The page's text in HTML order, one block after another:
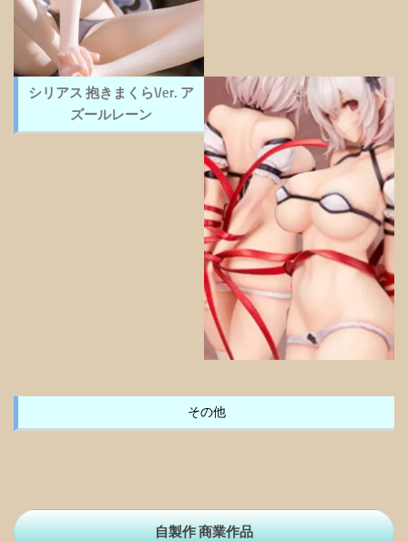
シリアス 抱きまくらVer. ア
ズールレーン
その他
自製作 商業作品